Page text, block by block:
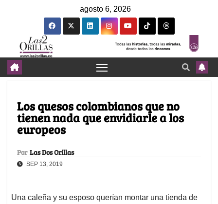
agosto 6, 2026
Los quesos colombianos que no
tienen nada que envidiarle a los
europeos
Por Las Dos Orillas
SEP 13, 2019
Una caleña y su esposo querían montar una tienda de